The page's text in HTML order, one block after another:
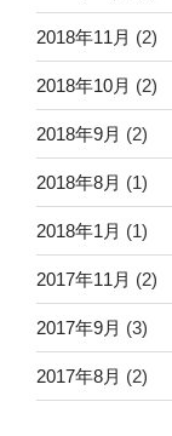
2018年11月 (2)
2018年10月 (2)
2018年9月 (2)
2018年8月 (1)
2018年1月 (1)
2017年11月 (2)
2017年9月 (3)
2017年8月 (2)